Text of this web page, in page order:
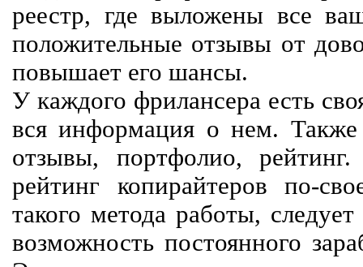
реестр, где выложены все
положительные отзывы от
повышает его шансы.
У каждого фрилансера есть
вся информация о нем. Также
отзывы, портфолио,
рейтинг копирайтеров по-
такого метода работы,
возможность постоянного